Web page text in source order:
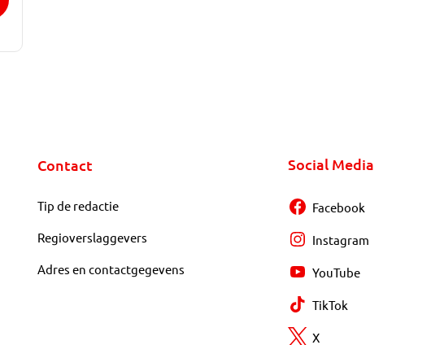
Contact
Tip de redactie
Regioverslaggevers
Adres en contactgegevens
Social Media
Facebook
Instagram
YouTube
TikTok
X